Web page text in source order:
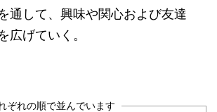
通して、興味や関心および友達
広げていく。
ぞれの順で並んでいます